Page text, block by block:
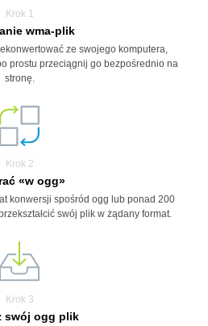
Krok 1
wma-plik
ze swojego komputera,
prostu przeciągnij go bezpośrednio na
stronę.
Krok 2
«w ogg»
konwersji spośród ogg lub ponad 200
swój plik w żądany format.
Krok 3
swój ogg plik